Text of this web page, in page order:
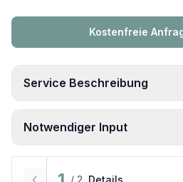
Kostenfreie
Service Beschreibung
Notwendiger Input
/ 2 Details